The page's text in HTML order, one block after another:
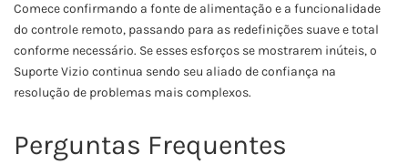
Comece confirmando a fonte de alimentação e a funcionalidade
do controle remoto, passando para as redefinições suave e total
conforme necessário. Se esses esforços se mostrarem inúteis, o
Suporte Vizio continua sendo seu aliado de confiança na
resolução de problemas mais complexos.
Perguntas Frequentes